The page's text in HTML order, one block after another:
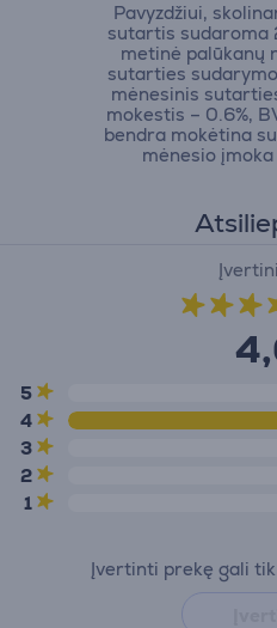
Pavyzdžiui,
sutartis sudaroma
metinė palūkanų
sutarties
mėnesinis
mokestis – 0.6%,
bendra mokėtina
mėnesio
5
4
3
2
1
Įvertinti prekę gali